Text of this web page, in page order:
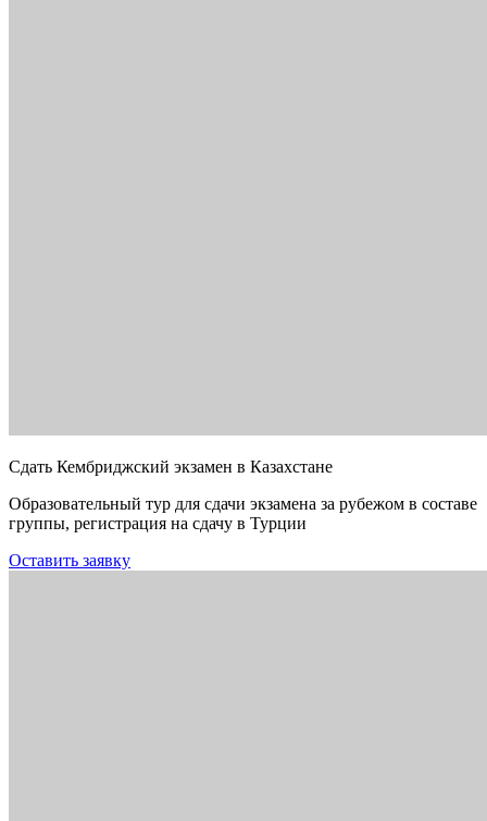
Сдать Кембриджский экзамен в Казахстане
Образовательный тур для сдачи экзамена за рубежом в составе
группы, регистрация на сдачу в Турции
Оставить заявку